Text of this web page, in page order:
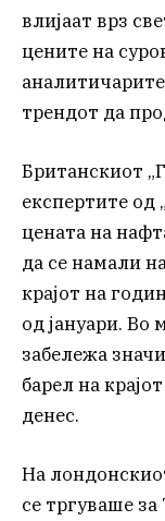
влијаат врз
цените на
трендот да
Британскиот
експертите од
цената на
да се намали
крајот на
од јануари. Во
забележа
барел на
денес.
На
се тргуваше